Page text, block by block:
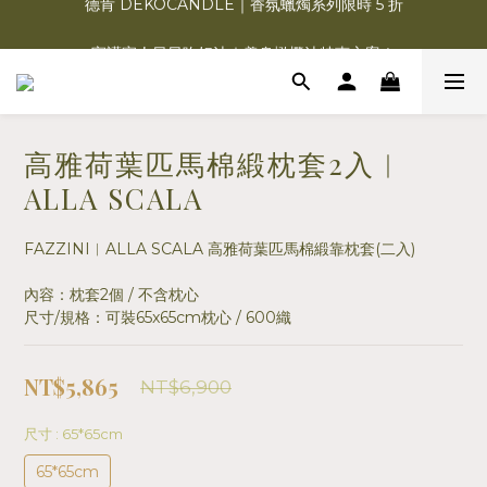
守護家人日日吃好油｜養身橄欖油特惠方案！
Charme d‘Orient 夏赫曼 | 福利品3.8折清倉！
高雅荷葉匹馬棉緞枕套2入︱
ALLA SCALA
FAZZINI︱ALLA SCALA 高雅荷葉匹馬棉緞靠枕套(二入)
內容：枕套2個 / 不含枕心
尺寸/規格：可裝65x65cm枕心 / 600織
NT$5,865 NT$6,900
尺寸 : 65*65cm
65*65cm